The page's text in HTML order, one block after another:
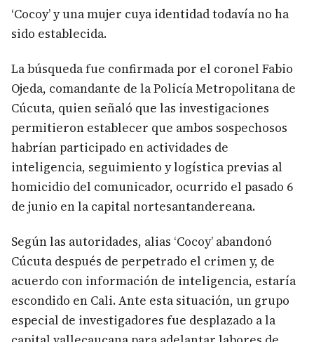
‘Cocoy’ y una mujer cuya identidad todavía no ha
sido establecida.
La búsqueda fue confirmada por el coronel Fabio
Ojeda, comandante de la Policía Metropolitana de
Cúcuta, quien señaló que las investigaciones
permitieron establecer que ambos sospechosos
habrían participado en actividades de
inteligencia, seguimiento y logística previas al
homicidio del comunicador, ocurrido el pasado 6
de junio en la capital nortesantandereana.
Según las autoridades, alias ‘Cocoy’ abandonó
Cúcuta después de perpetrado el crimen y, de
acuerdo con información de inteligencia, estaría
escondido en Cali. Ante esta situación, un grupo
especial de investigadores fue desplazado a la